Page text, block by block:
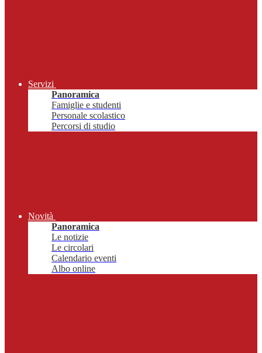
Servizi
Panoramica
Famiglie e studenti
Personale scolastico
Percorsi di studio
Novità
Panoramica
Le notizie
Le circolari
Calendario eventi
Albo online